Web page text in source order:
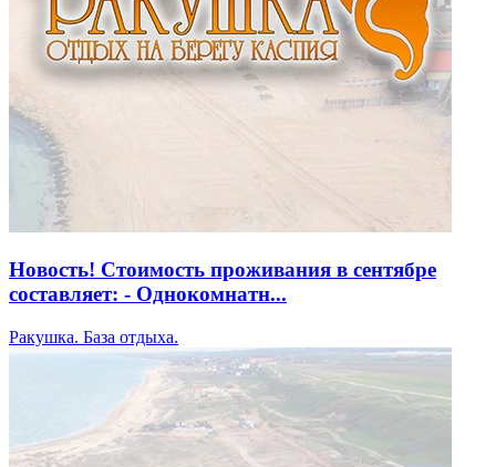
Новость! Стоимость проживания в сентябре
составляет: - Однокомнатн...
Ракушка. База отдыха.